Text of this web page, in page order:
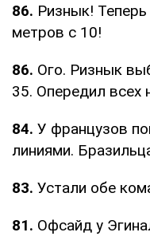
86. Ризнык!
метров с 10!
86. Ого. Ризнык
35. Опередил всех
84. У французов
линиями.
83. Устали обе
81. Офсайд у